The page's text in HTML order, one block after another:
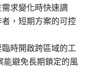
求變化時快速調
，短期方案的可控
時開啟跨區域的工
能避免長期鎖定的風